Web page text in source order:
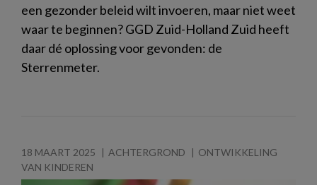
een gezonder beleid wilt invoeren, maar niet weet
waar te beginnen? GGD Zuid-Holland Zuid heeft
daar dé oplossing voor gevonden: de
Sterrenmeter.
18 MAART 2025 ACHTERGROND
ONTWIKKELING
VAN KINDEREN